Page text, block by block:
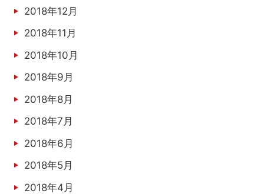
2018年12月
2018年11月
2018年10月
2018年9月
2018年8月
2018年7月
2018年6月
2018年5月
2018年4月